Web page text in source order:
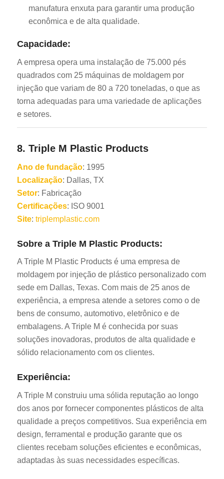
manufatura enxuta para garantir uma produção
econômica e de alta qualidade.
Capacidade:
A empresa opera uma instalação de 75.000 pés
quadrados com 25 máquinas de moldagem por
injeção que variam de 80 a 720 toneladas, o que as
torna adequadas para uma variedade de aplicações
e setores.
8. Triple M Plastic Products
Ano de fundação: 1995
Localização: Dallas, TX
Setor: Fabricação
Certificações: ISO 9001
Site: triplemplastic.com
Sobre a Triple M Plastic Products:
A Triple M Plastic Products é uma empresa de
moldagem por injeção de plástico personalizado com
sede em Dallas, Texas. Com mais de 25 anos de
experiência, a empresa atende a setores como o de
bens de consumo, automotivo, eletrônico e de
embalagens. A Triple M é conhecida por suas
soluções inovadoras, produtos de alta qualidade e
sólido relacionamento com os clientes.
Experiência:
A Triple M construiu uma sólida reputação ao longo
dos anos por fornecer componentes plásticos de alta
qualidade a preços competitivos. Sua experiência em
design, ferramental e produção garante que os
clientes recebam soluções eficientes e econômicas,
adaptadas às suas necessidades específicas.